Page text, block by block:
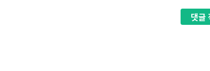
댓글